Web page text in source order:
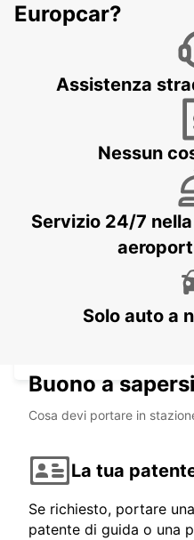
ROMA EUR PIAZZA
ROMA TIBURTINA
ROMA - ITALY
ROMA VIA TIBURTINA
Europcar?
Assistenza
Nessun
Servizio 24/7
Solo auto a
Buono a sapersi
Cosa devi portare in
La tua
Se richiesto, portare
patente di guida o una